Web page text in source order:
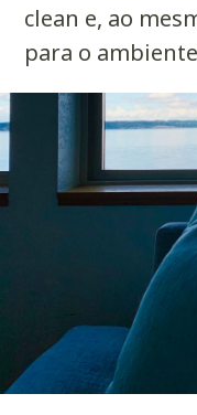
clean e, ao
para o